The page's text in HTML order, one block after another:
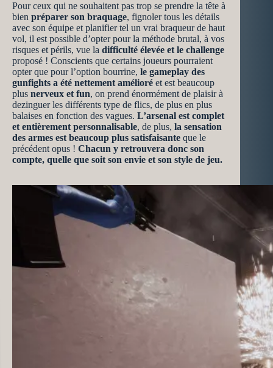
Pour ceux qui ne souhaitent pas trop se prendre la tête à
bien préparer son braquage, fignoler tous les détails
avec son équipe et planifier tel un vrai braqueur de haut
vol, il est possible d’opter pour la méthode brutal, à vos
risques et périls, vue la difficulté élevée et le challenge
proposé ! Conscients que certains joueurs pourraient
opter que pour l’option bourrine, le gameplay des
gunfights a été nettement amélioré et est beaucoup
plus nerveux et fun, on prend énormément de plaisir à
dezinguer les différents type de flics, de plus en plus
balaises en fonction des vagues. L’arsenal est complet
et entièrement personnalisable, de plus, la sensation
des armes est beaucoup plus satisfaisante que le
précédent opus ! Chacun y retrouvera donc son
compte, quelle que soit son envie et son style de jeu.